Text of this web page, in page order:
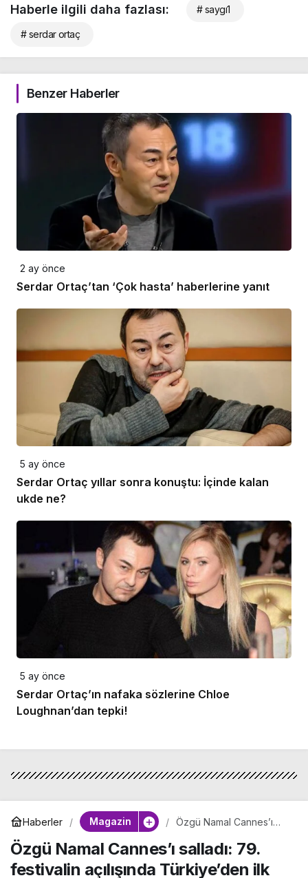
Haberle ilgili daha fazlası: # saygı1
# serdar ortaç
Benzer Haberler
2 ay önce
Serdar Ortaç’tan ‘Çok hasta’ haberlerine yanıt
5 ay önce
Serdar Ortaç yıllar sonra konuştu: İçinde kalan
ukde ne?
5 ay önce
Serdar Ortaç’ın nafaka sözlerine Chloe
Loughnan’dan tepki!
Haberler Magazin
Özgü Namal Cannes’ı
açılışında Türkiye’den ilk
yıldız
Özgü Namal Cannes’ı salladı: 79.
festivalin açılışında Türkiye’den ilk